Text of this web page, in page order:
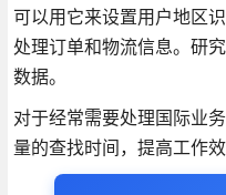
可以用它来设置用户地区
处理订单和物流信息。研
数据。
对于经常需要处理国际业
量的查找时间，提高工作效